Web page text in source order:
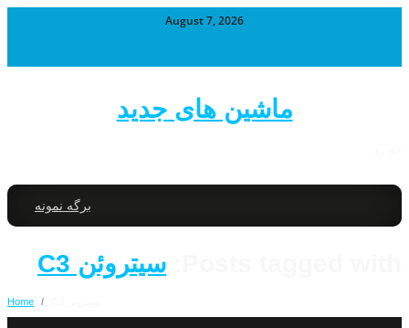
August 7, 2026
ماشین های جدید
برگه نمونه
سیتروئن C3
Home /